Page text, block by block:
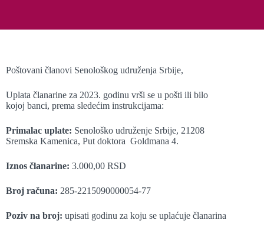
Poštovani članovi Senološkog udruženja Srbije,
Uplata članarine za 2023. godinu vrši se u pošti ili bilo
kojoj banci, prema sledećim instrukcijama:
Primalac uplate: Senološko udruženje Srbije, 21208
Sremska Kamenica, Put doktora Goldmana 4.
Iznos članarine: 3.000,00 RSD
Broj računa: 285-2215090000054-77
Poziv na broj: upisati godinu za koju se uplaćuje članarina